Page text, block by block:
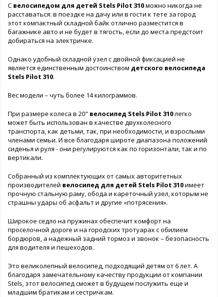
С велосипедом для детей Stels Pilot 310можно никогда не
расставаться: в поездке на дачу или в гости к тете за город
этот компактный складной байк отлично разместится в
багажнике авто и не будет в тягость, если до места предстоит
добираться на электричке.
Однако удобный складной узел с двойной фиксацией не
является единственным достоинством детского велосипеда
Stels Pilot 310.
Вес модели – чуть более 14 килограммов.
При размере колеса в 20" велосипед Stels Pilot 310легко
может быть использован в качестве двухколесного
транспорта, как детьми, так, при необходимости, и взрослыми
членами семьи. И все благодаря широте диапазона положений
сиденья и руля - они регулируются как по горизонтали, так и по
вертикали.
Собранный из комплектующих от самых авторитетных
производителей велосипед для детей Stels Pilot 310имеет
прочную стальную раму, обода и кареточный узел, которым не
страшны удары об асфальт и другие «потрясения».
Широкое седло на пружинах обеспечит комфорт на
проселочной дороге и на городских тротуарах с обилием
бордюров, а надежный задний тормоз и звонок – безопасность
для водителя и пешеходов.
Это великолепный велосипед, подходящий детям от 6 лет. А
благодаря замечательному качеству продукции от компании
Stels, этот велосипед сможет в будущем послужить еще и
младшим братикам и сестричкам.